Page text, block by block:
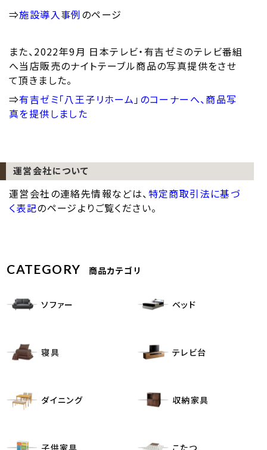
⇒施設導入事例のページ
また、2022年9月 日本テレビ・有吉ゼミのテレビ番組
へ当店販売のナイトテーブル商品の写真提供をさせ
て頂きました。
⇒有吉ゼミ「八王子リホーム」のコーナーへ、商品写
真を提供しました
運営会社について
運営会社の連絡先情報などは、 特定商取引法に基づ
く表記のページよりご覧ください。
CATEGORY 商品カテゴリ
ソファー ベッド
寝具 テレビ台
ダイニング 収納家具
子供家具 こたつ